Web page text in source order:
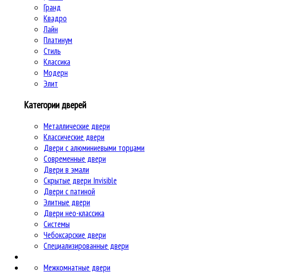
Гранд
Квадро
Лайн
Платинум
Стиль
Классика
Модерн
Элит
Категории дверей
Металлические двери
Классические двери
Двери c алюминиевыми торцами
Современные двери
Двери в эмали
Скрытые двери Invisible
Двери с патиной
Элитные двери
Двери нео-классика
Системы
Чебоксарские двери
Специализированные двери
Межкомнатные двери